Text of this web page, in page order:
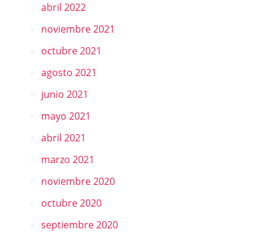
abril 2022
noviembre 2021
octubre 2021
agosto 2021
junio 2021
mayo 2021
abril 2021
marzo 2021
noviembre 2020
octubre 2020
septiembre 2020